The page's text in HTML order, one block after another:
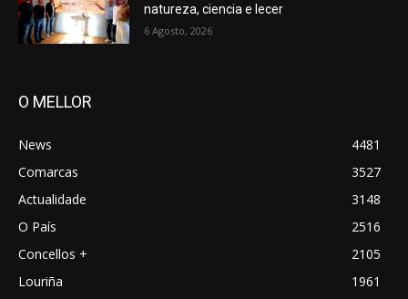
natureza, ciencia e lecer
6 Agosto, 2026
O MELLOR
News
4481
Comarcas
3527
Actualidade
3148
O País
2516
Concellos +
2105
Louriña
1961